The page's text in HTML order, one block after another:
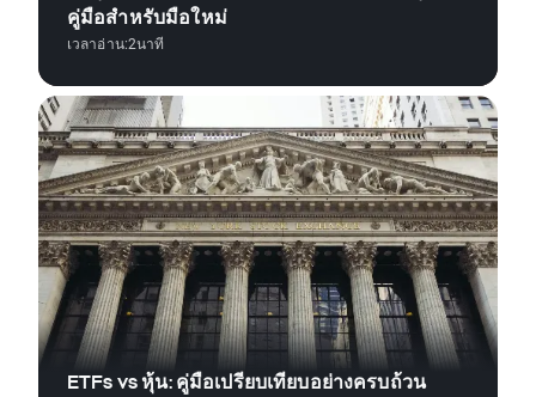
คู่มือสำหรับมือใหม่
เวลาอ่าน:2นาที
ETFs vs หุ้น: คู่มือเปรียบเทียบอย่างครบถ้วน